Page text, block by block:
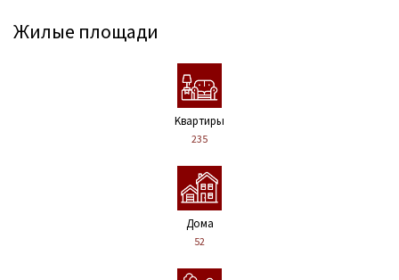
Жилые площади
Kвартиры
235
Дома
52